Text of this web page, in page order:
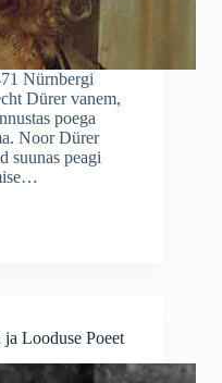
Nürnbergi
Dürer vanem,
poega
Noor Dürer
suunas peagi
Looduse Poeet